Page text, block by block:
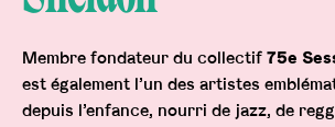
Membre fondateur du collectif 75e
est également l’un des artistes
depuis l’enfance, nourri de jazz, de